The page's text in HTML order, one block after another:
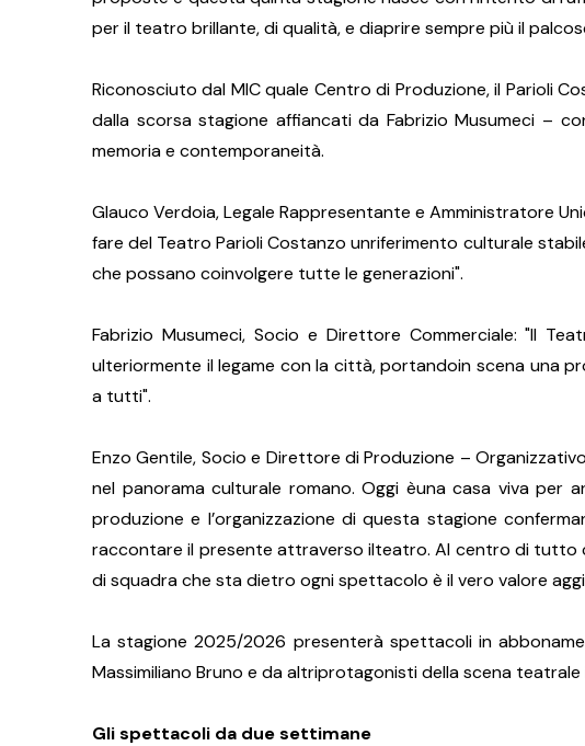
per il teatro brillante, di qualità, e diaprire sempre più il
Riconosciuto dal MIC quale Centro di Produzione, il Parioli
dalla scorsa stagione affiancati da Fabrizio Musumeci –
memoria e contemporaneità.
Glauco Verdoia, Legale Rappresentante e Amministratore
fare del Teatro Parioli Costanzo unriferimento culturale
che possano coinvolgere tutte le generazioni".
Fabrizio Musumeci, Socio e Direttore Commerciale: "Il
ulteriormente il legame con la città, portandoin scena una
a tutti".
Enzo Gentile, Socio e Direttore di Produzione –
nel panorama culturale romano. Oggi èuna casa viva
produzione e l’organizzazione di questa stagione
raccontare il presente attraverso ilteatro. Al centro di tutto
di squadra che sta dietro ogni spettacolo è il vero valore
La stagione 2025/2026 presenterà spettacoli in
Massimiliano Bruno e da altriprotagonisti della scena teatrale
Gli spettacoli da due settimane